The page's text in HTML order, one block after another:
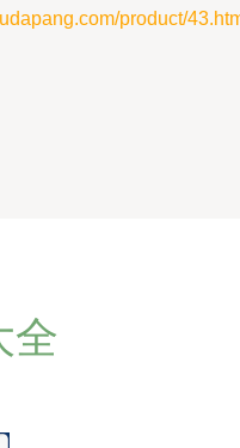
product/
全